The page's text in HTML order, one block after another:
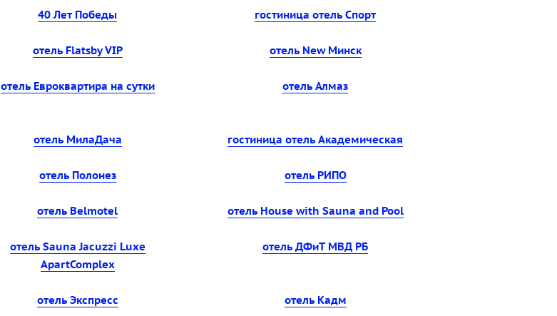
40 Лет Победы
отель Flatsby VIP
отель Евроквартира на сутки
отель МилаДача
отель Полонез
отель Belmotel
отель Sauna Jacuzzi Luxe
ApartComplex
отель Экспресс
гостиница отель Спорт
отель New Минск
отель Алмаз
гостиница отель Академическая
отель РИПО
отель House with Sauna and Pool
отель ДФиТ МВД РБ
отель Кадм